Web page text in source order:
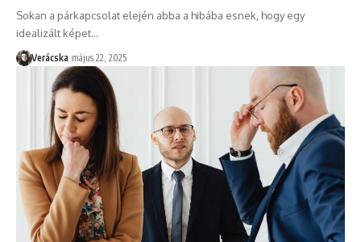
Sokan a párkapcsolat elején abba a hibába esnek, hogy egy
idealizált képet…
Verácska május 22, 2025